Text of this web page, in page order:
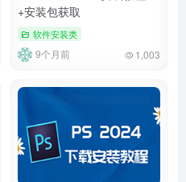
+安装包获取
软件安装类
9个月前 1,003